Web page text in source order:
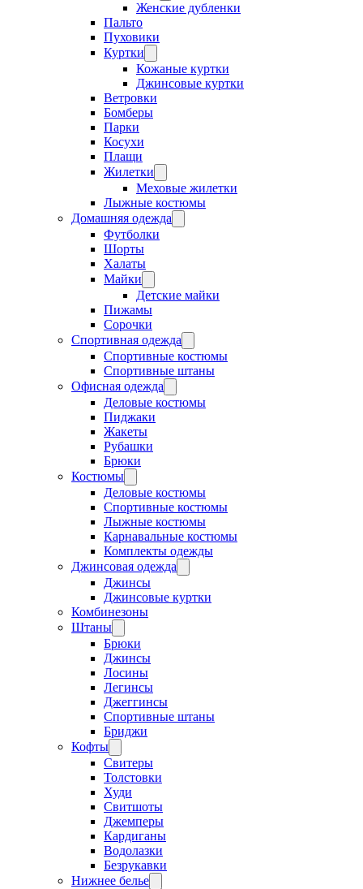
Женские дубленки
Пальто
Пуховики
Куртки
Кожаные куртки
Джинсовые куртки
Ветровки
Бомберы
Парки
Косухи
Плащи
Жилетки
Меховые жилетки
Лыжные костюмы
Домашняя одежда
Футболки
Шорты
Халаты
Майки
Детские майки
Пижамы
Сорочки
Спортивная одежда
Спортивные костюмы
Спортивные штаны
Офисная одежда
Деловые костюмы
Пиджаки
Жакеты
Рубашки
Брюки
Костюмы
Деловые костюмы
Спортивные костюмы
Лыжные костюмы
Карнавальные костюмы
Комплекты одежды
Джинсовая одежда
Джинсы
Джинсовые куртки
Комбинезоны
Штаны
Брюки
Джинсы
Лосины
Легинсы
Джеггинсы
Спортивные штаны
Бриджи
Кофты
Свитеры
Толстовки
Худи
Свитшоты
Джемперы
Кардиганы
Водолазки
Безрукавки
Нижнее белье